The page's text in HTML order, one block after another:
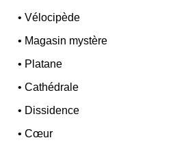
•Vélocipède
• Magasin mystère
• Platane
•Cathédrale
• Dissidence
•Cœur